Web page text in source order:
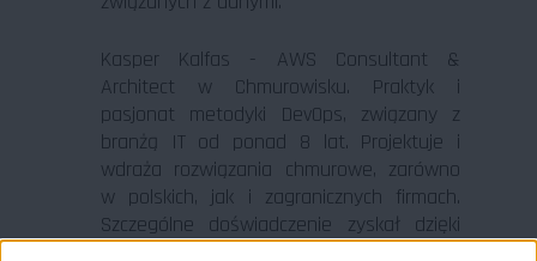
Kasper Kalfas - AWS Consultant &
Architect w Chmurowisku. Praktyk i
pasjonat metodyki DevOps, związany z
branżą IT od ponad 8 lat. Projektuje i
wdraża rozwiązania chmurowe, zarówno
w polskich, jak i zagranicznych firmach.
Szczególne doświadczenie zyskał dzięki